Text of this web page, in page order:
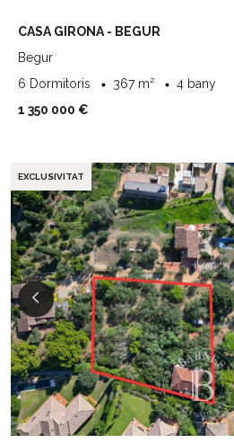
CASA GIRONA - BEGUR
Begur
6 Dormitoris
367 m²
4 bany
1 350 000 €
EXCLUSIVITAT